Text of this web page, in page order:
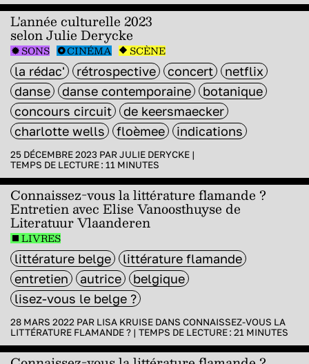
L'année culturelle 2023
selon Julie Derycke
SONS CINÉMA SCÈNE
la rédac' rétrospective concert
netflix
danse
danse contemporaine
botanique
concours circuit
de keersmaecker
charlotte wells
floèmee indications
25 DÉCEMBRE 2023 PARJULIE DERYCKE |
TEMPS DE LECTURE : 11 MINUTES
Connaissez-vous la littérature flamande ?
Entretien avec Elise Vanoosthuyse de
Literatuur Vlaanderen
LIVRES
littérature belge
littérature flamande
entretien
autrice
belgique
lisez-vous le belge ?
28 MARS 2022 PAR LISA KRUISE DANS CONNAISSEZ-VOUS LA
LITTÉRATURE FLAMANDE ? | TEMPS DE LECTURE : 21 MINUTES